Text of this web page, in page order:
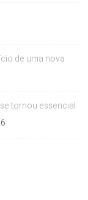
de uma nova
tornou essencial